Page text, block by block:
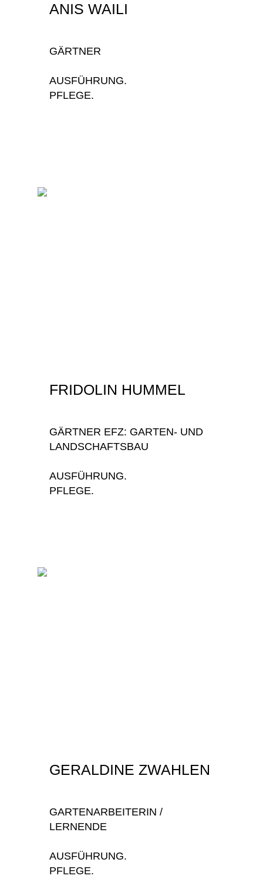
ANIS WAILI
GÄRTNER
AUSFÜHRUNG.
PFLEGE.
FRIDOLIN HUMMEL
GÄRTNER EFZ: GARTEN- UND
LANDSCHAFTSBAU
AUSFÜHRUNG.
PFLEGE.
GERALDINE ZWAHLEN
GARTENARBEITERIN /
LERNENDE
AUSFÜHRUNG.
PFLEGE.